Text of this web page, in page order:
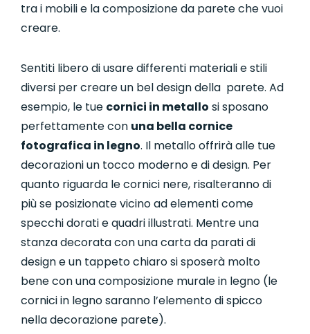
tra i mobili e la composizione da parete che vuoi
creare.
Sentiti libero di usare differenti materiali e stili
diversi per creare un bel design della parete. Ad
esempio, le tue cornici in metallo si sposano
perfettamente con una bella cornice
fotografica in legno. Il metallo offrirà alle tue
decorazioni un tocco moderno e di design. Per
quanto riguarda le cornici nere, risalteranno di
più se posizionate vicino ad elementi come
specchi dorati e quadri illustrati. Mentre una
stanza decorata con una carta da parati di
design e un tappeto chiaro si sposerà molto
bene con una composizione murale in legno (le
cornici in legno saranno l’elemento di spicco
nella decorazione parete).